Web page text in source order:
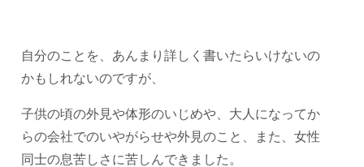
自分のことを、あんまり詳しく書いたらいけないの
かもしれないのですが、
子供の頃の外見や体形のいじめや、大人になってか
らの会社でのいやがらせや外見のこと、また、女性
同士の息苦しさに苦しんできました。